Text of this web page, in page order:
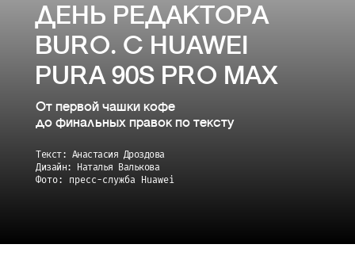
ДЕНЬ РЕДАКТОРА
BURO. С HUAWEI
PURA 90S PRO MAX
От первой чашки кофе
до финальных правок по тексту
Текст: Анастасия Дроздова
Дизайн: Наталья Валькова
Фото: пресс-служба Huawei